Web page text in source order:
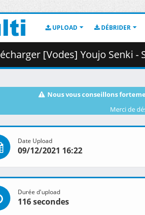
UPLOAD DÉBRIDER
[Vodes] Youjo Senki -
Nous vous conseillons
Merci de
Date Upload
09/12/2021 16:22
Durée d'upload
116 secondes